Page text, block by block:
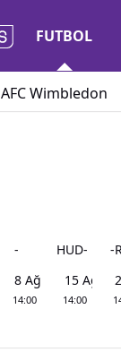
FUTBOL
AFC Wimbledon
-
8 Ağu Cts
14:00
HUD-
15 Ağu
14:00
-